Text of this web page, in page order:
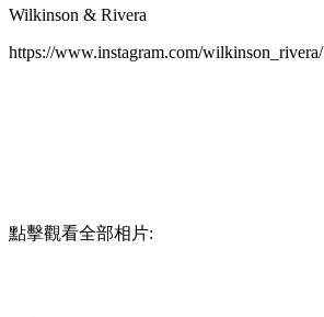
Wilkinson & Rivera
https://www.instagram.com/wilkinson_rivera/
點擊觀看全部相片: